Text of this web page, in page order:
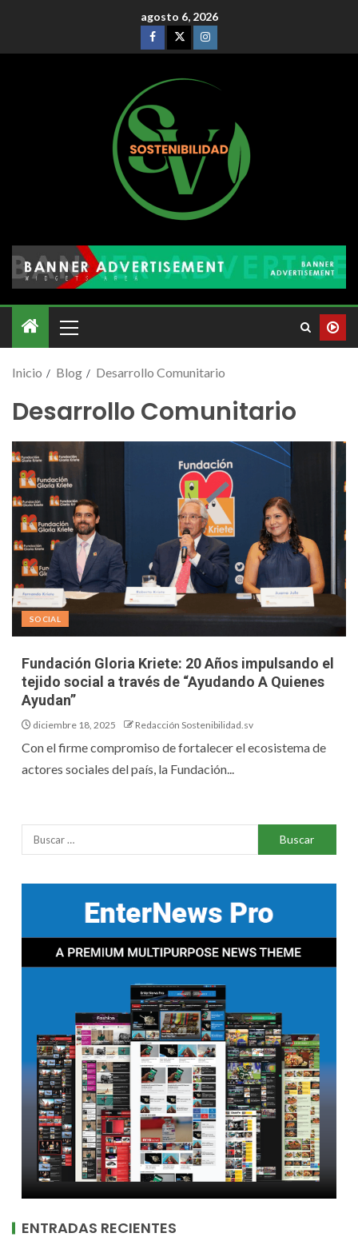
agosto 6, 2026
Inicio Blog Desarrollo Comunitario
Desarrollo Comunitario
SOCIAL
Fundación Gloria Kriete: 20 Años impulsando el
tejido social a través de “Ayudando A Quienes
Ayudan”
diciembre 18, 2025 Redacción Sostenibilidad.sv
Con el firme compromiso de fortalecer el ecosistema de
actores sociales del país, la Fundación...
ENTRADAS RECIENTES